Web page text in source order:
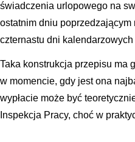
świadczenia urlopowego na
ostatnim dniu
czternastu dni kalendarzowych
Taka konstrukcja przepisu ma
w momencie, gdy jest ona
wypłacie może być
Inspekcja Pracy, choć w